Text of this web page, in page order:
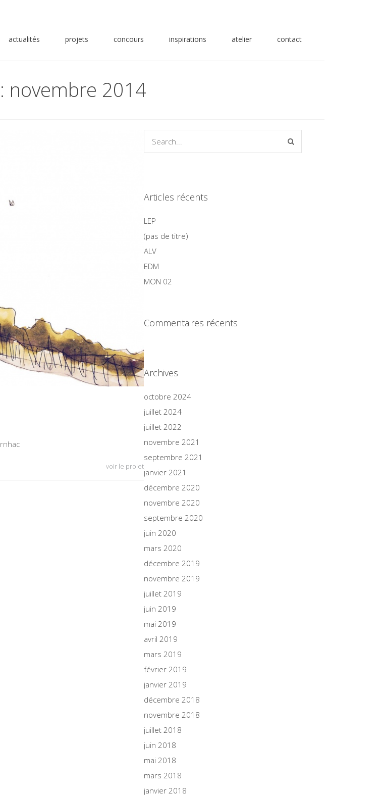
actualités projets concours inspirations atelier contact
novembre 2014
voir le projet
Articles récents
LEP
(pas de titre)
ALV
EDM
MON 02
Commentaires récents
Archives
octobre 2024
juillet 2024
juillet 2022
novembre 2021
septembre 2021
janvier 2021
décembre 2020
novembre 2020
septembre 2020
juin 2020
mars 2020
décembre 2019
novembre 2019
juillet 2019
juin 2019
mai 2019
avril 2019
mars 2019
février 2019
janvier 2019
décembre 2018
novembre 2018
juillet 2018
juin 2018
mai 2018
mars 2018
janvier 2018